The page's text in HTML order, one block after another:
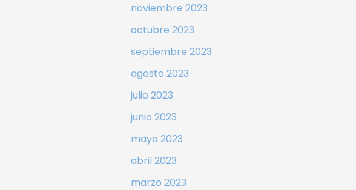
noviembre 2023
octubre 2023
septiembre 2023
agosto 2023
julio 2023
junio 2023
mayo 2023
abril 2023
marzo 2023